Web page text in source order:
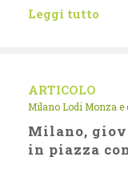
Leggi tutto
ARTICOLO
Milano Lodi Monza e
Milano,
in piazza